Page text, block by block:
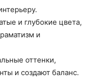
и глубокие цвета,
и
оттенки,
и создают баланс.